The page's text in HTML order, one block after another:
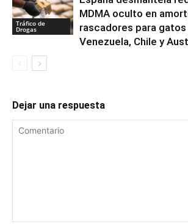
Tráfico de
Drogas
MDMA oculto en
rascadores para gatos
Venezuela, Chile y
Dejar una respuesta